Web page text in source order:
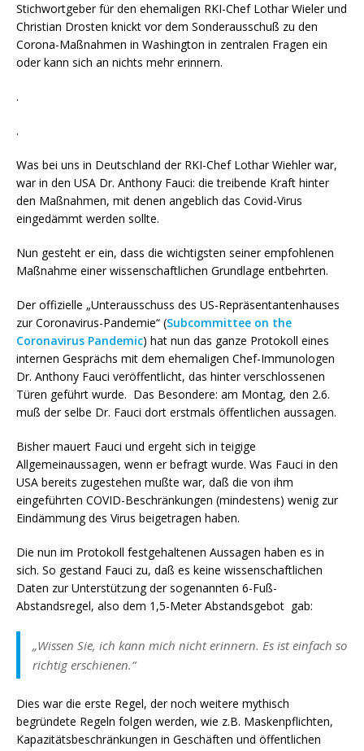
Stichwortgeber für den ehemaligen RKI-Chef Lothar Wieler und
Christian Drosten knickt vor dem Sonderausschuß zu den
Corona-Maßnahmen in Washington in zentralen Fragen ein
oder kann sich an nichts mehr erinnern.
.
.
Was bei uns in Deutschland der RKI-Chef Lothar Wiehler war,
war in den USA Dr. Anthony Fauci: die treibende Kraft hinter
den Maßnahmen, mit denen angeblich das Covid-Virus
eingedämmt werden sollte.
Nun gesteht er ein, dass die wichtigsten seiner empfohlenen
Maßnahme einer wissenschaftlichen Grundlage entbehrten.
Der offizielle „Unterausschuss des US-Repräsentantenhauses
zur Coronavirus-Pandemie“ (Subcommittee on the
Coronavirus Pandemic) hat nun das ganze Protokoll eines
internen Gesprächs mit dem ehemaligen Chef-Immunologen
Dr. Anthony Fauci veröffentlicht, das hinter verschlossenen
Türen geführt wurde. Das Besondere: am Montag, den 2.6.
muß der selbe Dr. Fauci dort erstmals öffentlichen aussagen.
Bisher mauert Fauci und ergeht sich in teigige
Allgemeinaussagen, wenn er befragt wurde. Was Fauci in den
USA bereits zugestehen mußte war, daß die von ihm
eingeführten COVID-Beschränkungen (mindestens) wenig zur
Eindämmung des Virus beigetragen haben.
Die nun im Protokoll festgehaltenen Aussagen haben es in
sich. So gestand Fauci zu, daß es keine wissenschaftlichen
Daten zur Unterstützung der sogenannten 6-Fuß-
Abstandsregel, also dem 1,5-Meter Abstandsgebot gab:
„Wissen Sie, ich kann mich nicht erinnern. Es ist einfach so
richtig erschienen.“
Dies war die erste Regel, der noch weitere mythisch
begründete Regeln folgen werden, wie z.B. Maskenpflichten,
Kapazitätsbeschränkungen in Geschäften und öffentlichen